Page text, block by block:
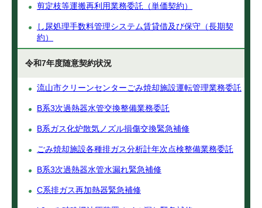
剪定枝等運搬再利用業務委託（単価契約）
し尿処理手数料管理システム賃貸借及び保守（長期契
約）
令和7年度随意契約状況
流山市クリーンセンターごみ焼却施設運転管理業務委託
B系3次過熱器水管交換整備業務委託
B系ガス化炉散気ノズル損傷交換緊急補修
ごみ焼却施設各種排ガス分析計年次点検整備業務委託
B系3次過熱器水管水漏れ緊急補修
C系排ガス再加熱器緊急補修